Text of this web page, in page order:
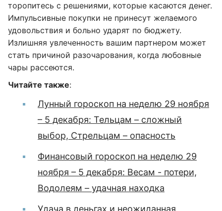
торопитесь с решениями, которые касаются денег.
Импульсивные покупки не принесут желаемого
удовольствия и больно ударят по бюджету.
Излишняя увлеченность вашим партнером может
стать причиной разочарования, когда любовные
чары рассеются.
Читайте также:
Лунный гороскоп на неделю 29 ноября
– 5 декабря: Тельцам – сложный
выбор, Стрельцам – опасность
Финансовый гороскоп на неделю 29
ноября – 5 декабря: Весам - потери,
Водолеям – удачная находка
Удача в деньгах и неожиданная